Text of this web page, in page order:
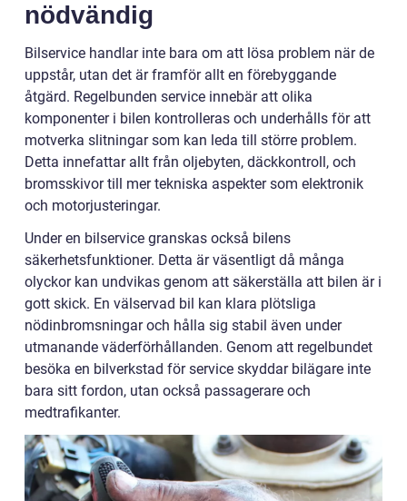
nödvändig
Bilservice handlar inte bara om att lösa problem när de
uppstår, utan det är framför allt en förebyggande
åtgärd. Regelbunden service innebär att olika
komponenter i bilen kontrolleras och underhålls för att
motverka slitningar som kan leda till större problem.
Detta innefattar allt från oljebyten, däckkontroll, och
bromsskivor till mer tekniska aspekter som elektronik
och motorjusteringar.
Under en bilservice granskas också bilens
säkerhetsfunktioner. Detta är väsentligt då många
olyckor kan undvikas genom att säkerställa att bilen är i
gott skick. En välservad bil kan klara plötsliga
nödinbromsningar och hålla sig stabil även under
utmanande väderförhållanden. Genom att regelbundet
besöka en bilverkstad för service skyddar bilägare inte
bara sitt fordon, utan också passagerare och
medtrafikanter.